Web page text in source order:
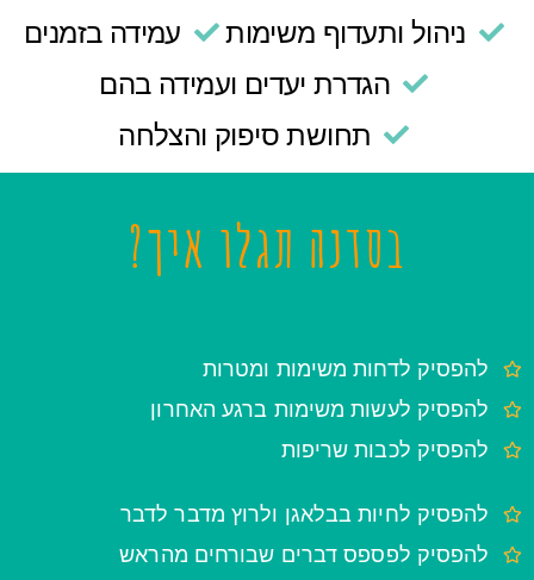
ניהול ותעדוף משימות
עמידה בזמנים
הגדרת יעדים ועמידה בהם
תחושת סיפוק והצלחה
בסדנה תגלו איך?
להפסיק לדחות משימות ומטרות
להפסיק לעשות משימות ברגע האחרון
להפסיק לכבות שריפות
להפסיק לחיות בבלאגן ולרוץ מדבר לדבר
להפסיק לפספס דברים שבורחים מהראש